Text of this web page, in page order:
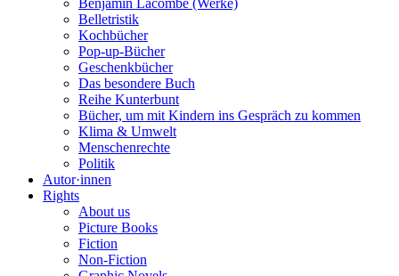
Belletristik
Kochbücher
Pop-up-Bücher
Geschenkbücher
Das besondere Buch
Reihe Kunterbunt
Bücher, um mit Kindern ins Gespräch zu kommen
Klima & Umwelt
Menschenrechte
Politik
Autor·innen
Rights
About us
Picture Books
Fiction
Non-Fiction